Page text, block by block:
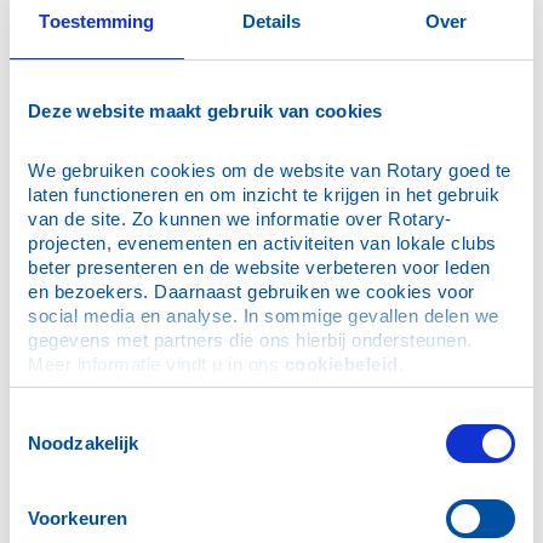
Toestemming Details Over
Deze website maakt gebruik van cookies
We gebruiken cookies om de website van Rotary goed te
laten functioneren en om inzicht te krijgen in het gebruik
van de site. Zo kunnen we informatie over Rotary-
projecten, evenementen en activiteiten van lokale clubs
beter presenteren en de website verbeteren voor leden
en bezoekers. Daarnaast gebruiken we cookies voor
social media en analyse. In sommige gevallen delen we
gegevens met partners die ons hierbij ondersteunen.
Meer informatie vindt u in ons cookiebeleid
Noodzakelijk
Voorkeuren
kunnen bereiken dan alleen. Door onze
kennis, ervaring en netwerken te bundelen,
maken we tastbaar verschil in de wereld om
kernwaarden die de basis vormen van alles
wat we doen.
Fellowship
Fellowship staat voor de vriendschappen en
connecties die ontstaan binnen Rotary. Het
gaat om het opbouwen van betekenisvolle
jij, het verschil willen maken.
Vocational service